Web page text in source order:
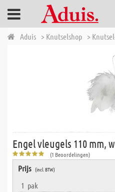
Aduis > Knutselshop >
Engel vleugels 110 mm,
(1 Beoordelingen)
Prijs (incl. BTW)
1 pak